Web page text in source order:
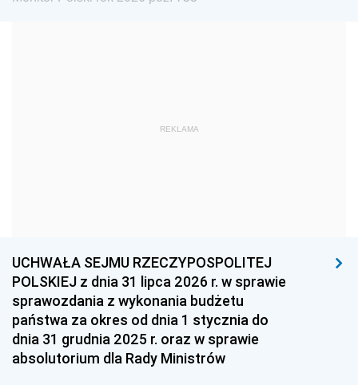
1959
1939 1938 1937
1936 1930
REKLAMA
UCHWAŁA SEJMU RZECZYPOSPOLITEJ
POLSKIEJ z dnia 31 lipca 2026 r. w sprawie
sprawozdania z wykonania budżetu
państwa za okres od dnia 1 stycznia do
dnia 31 grudnia 2025 r. oraz w sprawie
absolutorium dla Rady Ministrów